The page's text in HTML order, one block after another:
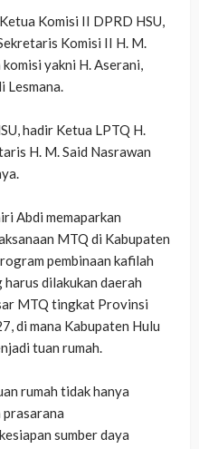
Komisi II DPRD HSU,
Komisi II H. M.
yakni H. Aserani,
Lesmana.
hadir Ketua LPTQ H.
H. M. Said Nasrawan
Abdi memaparkan
MTQ di Kabupaten
pembinaan kafilah
dilakukan daerah
MTQ tingkat Provinsi
di mana Kabupaten Hulu
tuan rumah.
rumah tidak hanya
prasarana
sumber daya